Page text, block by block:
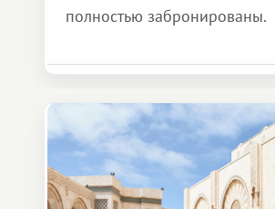
полностью забронированы.